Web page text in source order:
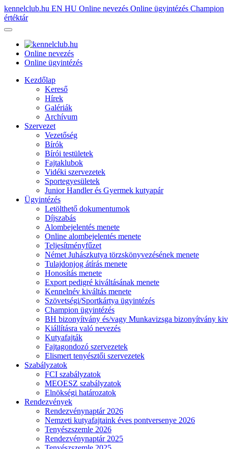
kennelclub.hu EN HU Online nevezés Online ügyintézés Champion
értéktár
Online nevezés
Online ügyintézés
Kezdőlap
Kereső
Hírek
Galériák
Archívum
Szervezet
Vezetőség
Bírók
Bírói testületek
Fajtaklubok
Vidéki szervezetek
Sportegyesületek
Junior Handler és Gyermek kutyapár
Ügyintézés
Letölthető dokumentumok
Díjszabás
Alombejelentés menete
Online alombejelentés menete
Teljesítményfűzet
Német Juhászkutya törzskönyvezésének menete
Tulajdonjog átírás menete
Honosítás menete
Export pedigré kiváltásának menete
Kennelnév kiváltás menete
Szövetségi/Sportkártya ügyintézés
Champion ügyintézés
BH bizonyítvány és/vagy Munkavizsga bizonyítvány
Kiállításra való nevezés
Kutyafajták
Fajtagondozó szervezetek
Elismert tenyésztői szervezetek
Szabályzatok
FCI szabályzatok
MEOESZ szabályzatok
Elnökségi határozatok
Rendezvények
Rendezvénynaptár 2026
Nemzeti kutyafajtaink éves pontversenye 2026
Tenyészszemle 2026
Rendezvénynaptár 2025